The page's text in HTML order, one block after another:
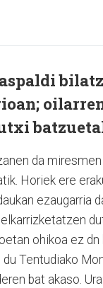
da
Horiek ere
ezaugarria
ohikoa ez
Tentudiako
bat akaso.